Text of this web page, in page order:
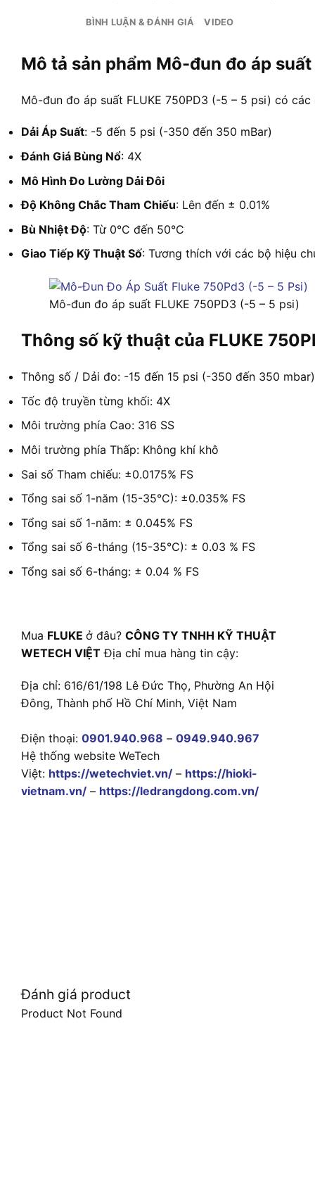
BÌNH LUẬN & ĐÁNH GIÁ VIDEO
Mô tả sản phẩm Mô-đun đo áp
Mô-đun đo áp suất FLUKE 750PD3 (-5 – 5 psi) có các
Dải Áp Suất: -5 đến 5 psi (-350 đến 350 mBar)
Đánh Giá Bùng Nổ: 4X
Mô Hình Đo Lường Dải Đôi
Độ Không Chắc Tham Chiếu: Lên đến ± 0.01%
Bù Nhiệt Độ: Từ 0°C đến 50°C
Giao Tiếp Kỹ Thuật Số: Tương thích với các bộ hiệu
Mô-đun đo áp suất FLUKE 750PD3 (-5 – 5 psi)
Thông số kỹ thuật của FLUKE
Thông số / Dải đo: -15 đến 15 psi (-350 đến 350 mbar)
Tốc độ truyền từng khối: 4X
Môi trường phía Cao: 316 SS
Môi trường phía Thấp: Không khí khô
Sai số Tham chiếu: ±0.0175% FS
Tổng sai số 1-năm (15-35°C): ±0.035% FS
Tổng sai số 1-năm: ± 0.045% FS
Tổng sai số 6-tháng (15-35°C): ± 0.03 % FS
Tổng sai số 6-tháng: ± 0.04 % FS
Mua FLUKE ở đâu? CÔNG TY TNHH KỸ THUẬT
WETECH VIỆT Địa chỉ mua hàng tin cậy:
Địa chỉ: 616/61/198 Lê Đức Thọ, Phường An Hội
Đông, Thành phố Hồ Chí Minh, Việt Nam
Điện thoại: 0901.940.968 – 0949.940.967
Hệ thống website WeTech
Việt: https://wetechviet.vn/ – https://hioki-
vietnam.vn/ – https://ledrangdong.com.vn/
Đánh giá product
Product Not Found